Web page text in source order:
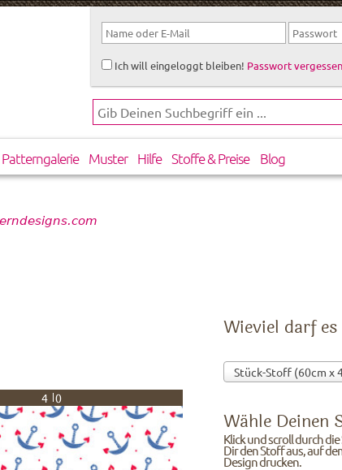
Ich will eingeloggt bleiben! Passwort
Patterngalerie Muster Hilfe Stoffe & Preise Blog
40
Wieviel darf es
Wähle Deinen
Klick und scroll durch
Dir den Stoff aus, auf
Design drucken.